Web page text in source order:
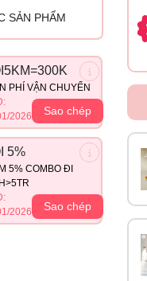
SẢN PHẨM
PHÍ VẬN CHUYỂN
2026
Sao chép
5%
5% COMBO ĐI
2026
Sao chép